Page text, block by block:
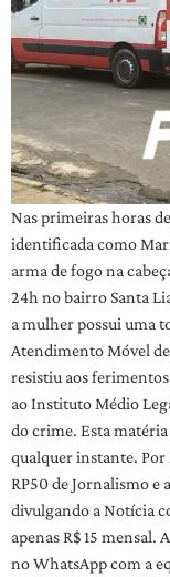
Nas primeiras horas
identificada como
arma de fogo na
24h no bairro Santa
a mulher possui uma
Atendimento Móvel
resistiu aos
ao Instituto Médio
do crime. Esta
qualquer instante. Por
RP50 de Jornalismo e
divulgando a Notícia
apenas R$ 15 mensal.
no WhatsApp com a